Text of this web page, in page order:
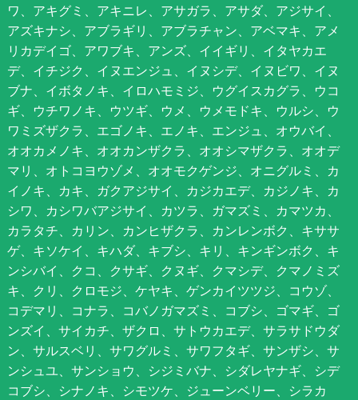
ワ、アキグミ、アキニレ、アサガラ、アサダ、アジサイ、
アズキナシ、アブラギリ、アブラチャン、アベマキ、アメ
リカデイゴ、アワブキ、アンズ、イイギリ、イタヤカエ
デ、イチジク、イヌエンジュ、イヌシデ、イヌビワ、イヌ
ブナ、イボタノキ、イロハモミジ、ウグイスカグラ、ウコ
ギ、ウチワノキ、ウツギ、ウメ、ウメモドキ、ウルシ、ウ
ワミズザクラ、エゴノキ、エノキ、エンジュ、オウバイ、
オオカメノキ、オオカンザクラ、オオシマザクラ、オオデ
マリ、オトコヨウゾメ、オオモクゲンジ、オニグルミ、カ
イノキ、カキ、ガクアジサイ、カジカエデ、カジノキ、カ
シワ、カシワバアジサイ、カツラ、ガマズミ、カマツカ、
カラタチ、カリン、カンヒザクラ、カンレンボク、キササ
ゲ、キソケイ、キハダ、キブシ、キリ、キンギンボク、キ
ンシバイ、クコ、クサギ、クヌギ、クマシデ、クマノミズ
キ、クリ、クロモジ、ケヤキ、ゲンカイツツジ、コウゾ、
コデマリ、コナラ、コバノガマズミ、コブシ、ゴマギ、ゴ
ンズイ、サイカチ、ザクロ、サトウカエデ、サラサドウダ
ン、サルスベリ、サワグルミ、サワフタギ、サンザシ、サ
ンシュユ、サンショウ、シジミバナ、シダレヤナギ、シデ
コブシ、シナノキ、シモツケ、ジューンベリー、シラカ